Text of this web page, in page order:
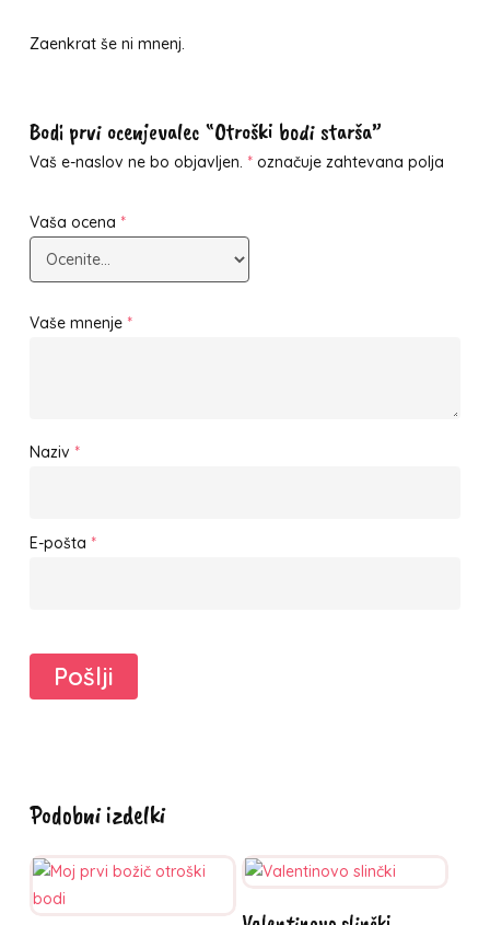
Zaenkrat še ni mnenj.
Bodi prvi ocenjevalec “Otroški bodi starša”
Vaš e-naslov ne bo objavljen. *označuje zahtevana polja
Vaša ocena *
Vaše mnenje *
Naziv *
E-pošta *
Podobni izdelki
Preberi več